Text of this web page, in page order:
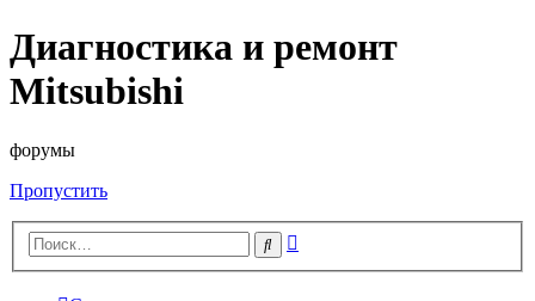
Диагностика и ремонт
Mitsubishi
форумы
Пропустить
Поиск